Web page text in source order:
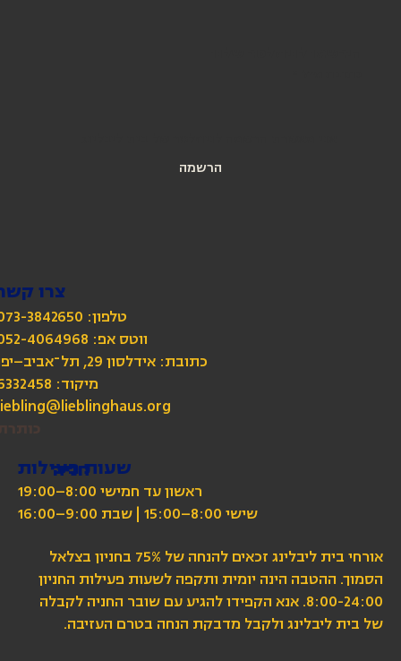
הרשמה
צרו
טלפון: 073-3842650
כתובת: אידלסון 29, תל־אביב–יפו
מיקוד: 6332458
שעות פעילות
ראשון עד חמישי 8:00–19:00
שישי 8:00–15:00 | שבת 9:00–16:00
אורחי בית ליבלינג זכאים להנחה של 75% בחניון בצלאל
הסמוך. ההטבה הינה יומית ותקפה לשעות פעילות החניון
8:00-24:00. אנא הקפידו להגיע עם שובר החניה לקבלה
של בית ליבלינג ולקבל מדבקת הנחה בטרם העזיבה.
חניה